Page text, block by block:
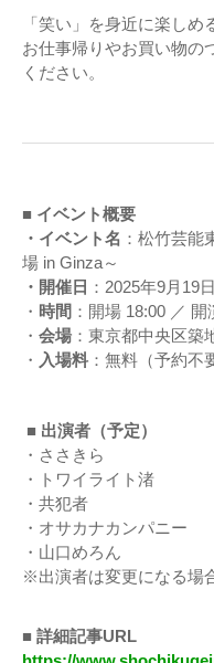
「笑い」を身近に楽しめ
お仕事帰りやお買い物の
ください。
■ イベント概要
・イベント名 ：松竹芸能
場 in Ginza～
・開催日 ：2025年9月19
・ 時間 ：開場 18:00 ／ 開
・ 会場 ：東京都中央区
・ 入場料 ：無料（予約不
■ 出演者（予定）
・ささきら
・トワイライト渚
・共犯者
・オサカナカンパニー
・山口めろん
※出演者は変更になる場
■ 詳細記事URL